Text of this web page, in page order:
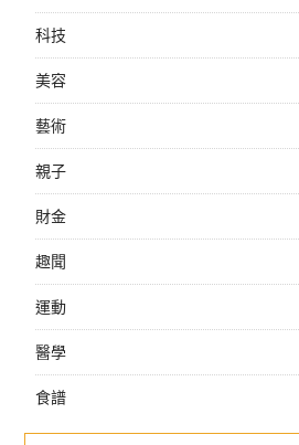
科技
美容
藝術
親子
財金
趣聞
運動
醫學
食譜